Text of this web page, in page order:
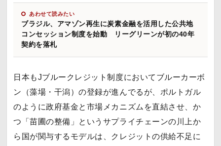
あわせて読みたい
ブラジル、アマゾン再生に炭素金融を活用した公共地
コンセッション制度を始動 リーグリーンが初の40年
契約を落札
日本もJブルークレジット制度においてブルーカーボ
ン（藻場・干潟）の登録が進んでるが、ポルトガル
のように政府基金と市場メカニズムを直結させ、か
つ「苗圃の整備」というサプライチェーンの川上か
ら国が関与するモデルは、クレジットの供給不足に